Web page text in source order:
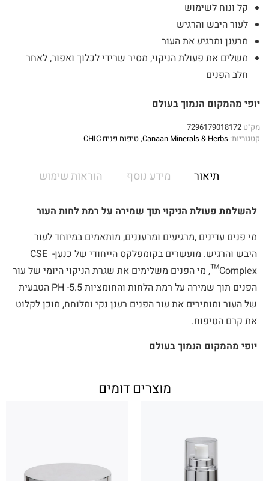
קל ונוח לשימוש
לעור היבש והרגיש
מרענן ומרגיע את העור
משלים את פעולת הניקוי, מסיר שרידי לכלוך ואפור, לאחר
חלב הפנים
יופי מהמקום הנמוך בעולם
מק"ט 7296179018172
קטגוריות: Canaan Minerals & Herbs
,טיפוח פנים CHIC
תיאור מידע נוסף הוראות שימוש
להשלמת פעולת הניקוי תוך שמירה על רמת לחות העור
מי פנים עדינים ,מרגיעים ומרעננים, מותאמים במיוחד לעור
היבש והרגיש. מועשרים בקומפלקס הייחודי של כנען- CSE
Complex™, מי הפנים משלימים את שגרת הניקוי היומי של עור
הפנים תוך שמירה על רמת הלחות והחומציות 5.5- PH הטבעית
של העור ומותירים את עור הפנים רענן נקי ומלוחח, מוכן לקלוט
את קרם הטיפוח.
יופי מהמקום הנמוך בעולם
מוצרים דומים